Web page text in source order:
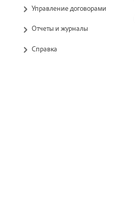
Управление договорами
Отчеты и журналы
Справка